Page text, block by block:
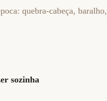
quebra-cabeça,
sozinha